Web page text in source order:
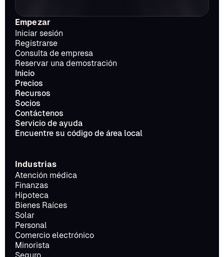
Empezar
Iniciar sesión
Registrarse
Consulta de empresa
Reservar una demostración
Inicio
Precios
Recursos
Socios
Contáctenos
Servicio de ayuda
Encuentre su código de área local
Industrias
Atención médica
Finanzas
Hipoteca
Bienes Raíces
Solar
Personal
Comercio electrónico
Minorista